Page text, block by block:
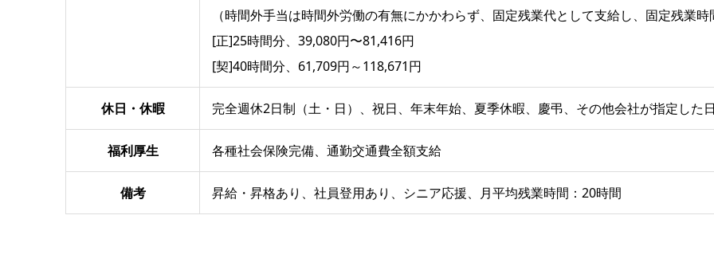
（時間外手当は時間外労働の有無にかかわらず、固定残業代として支給し、固定残業
[正]25時間分、39,080円〜81,416円
[契]40時間分、61,709円～118,671円
休日・休暇 完全週休2日制（土・日）、祝日、年末年始、夏季休暇、慶弔、その他会社が指定した
福利厚生 各種社会保険完備、通勤交通費全額支給
備考 昇給・昇格あり、社員登用あり、シニア応援、月平均残業時間：20時間